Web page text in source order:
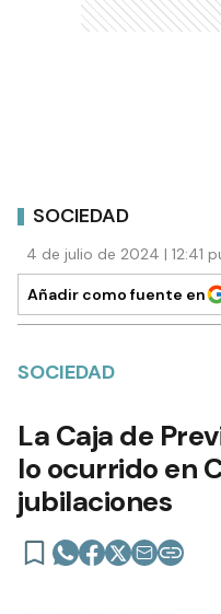
SOCIEDAD
4 de julio de 2024 | 12:41
Añadir como fuente en
SOCIEDAD
La Caja de
lo ocurrido en
jubilaciones